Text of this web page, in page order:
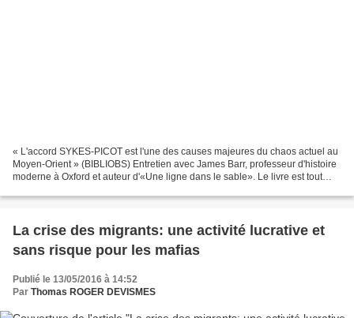
« L'accord SYKES-PICOT est l'une des causes majeures du chaos actuel au
Moyen-Orient » (BIBLIOBS) Entretien avec James Barr, professeur d'histoire
moderne à Oxford et auteur d'«Une ligne dans le sable». Le livre est tout
La crise des migrants: une activité lucrative et
sans risque pour les mafias
Publié le 13/05/2016 à 14:52
Par Thomas ROGER DEVISMES